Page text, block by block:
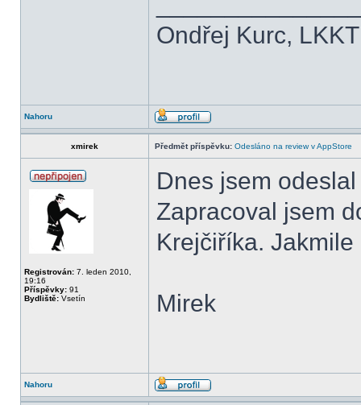
Ondřej Kurc, LKKT
Nahoru
xmirek Předmět příspěvku: Odesláno na review v AppStore
Registrován: 7. leden 2010,
19:16
Příspěvky: 91
Bydliště: Vsetín
Dnes jsem
Zapracoval jsem
Krejčiříka.
Mirek
Nahoru